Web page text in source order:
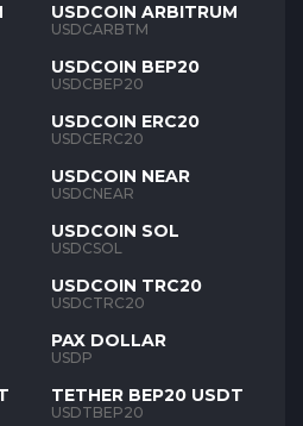
USDCOIN ARBITRUM
USDCARBTM
USDCOIN BEP20
USDCBEP20
USDCOIN ERC20
USDCERC20
USDCOIN NEAR
USDCNEAR
USDCOIN SOL
USDCSOL
USDCOIN TRC20
USDCTRC20
PAX DOLLAR
USDP
TETHER BEP20 USDT
USDTBEP20